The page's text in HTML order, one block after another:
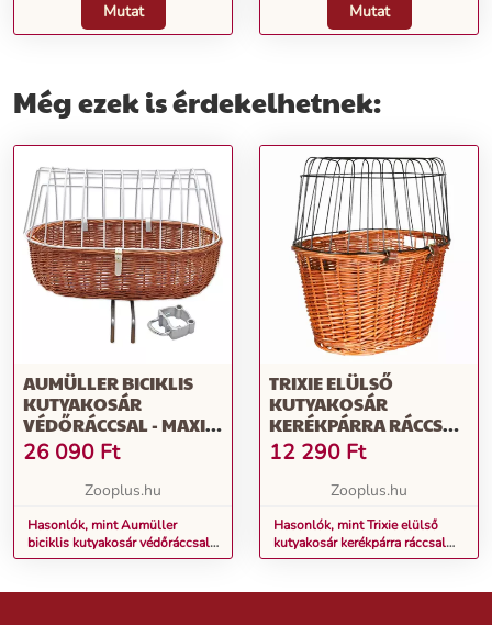
Mutat Mutat
Még ezek is érdekelhetnek:
AUMÜLLER BICIKLIS
KUTYAKOSÁR
VÉDŐRÁCCSAL - MAXI:
KB. H 70 X SZ 46 X M 40
CM
26 090 Ft
Zooplus.hu
Hasonlók, mint Aumüller
biciklis kutyakosár védőráccsal -
Maxi: kb. H 70 x Sz 46 x M 40
TRIXIE ELÜLSŐ
KUTYAKOSÁR
KERÉKPÁRRA RÁCCSAL
KUTYÁKNAK,
MACSKÁKNAK,
44X33X48CM
12 290 Ft
Zooplus.hu
Hasonlók, mint Trixie elülső
kutyakosár kerékpárra ráccsal
kutyáknak, macskáknak,